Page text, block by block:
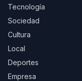
Tecnología
Sociedad
Cultura
Local
Deportes
Empresa